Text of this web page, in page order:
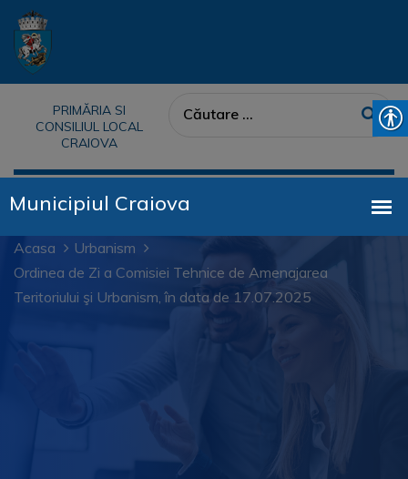
PRIMĂRIA SI
CONSILIUL LOCAL
CRAIOVA
Acasa
Urbanism
Ordinea de Zi a Comisiei Tehnice de Amenajarea
Teritoriului şi Urbanism, în data de 17.07.2025